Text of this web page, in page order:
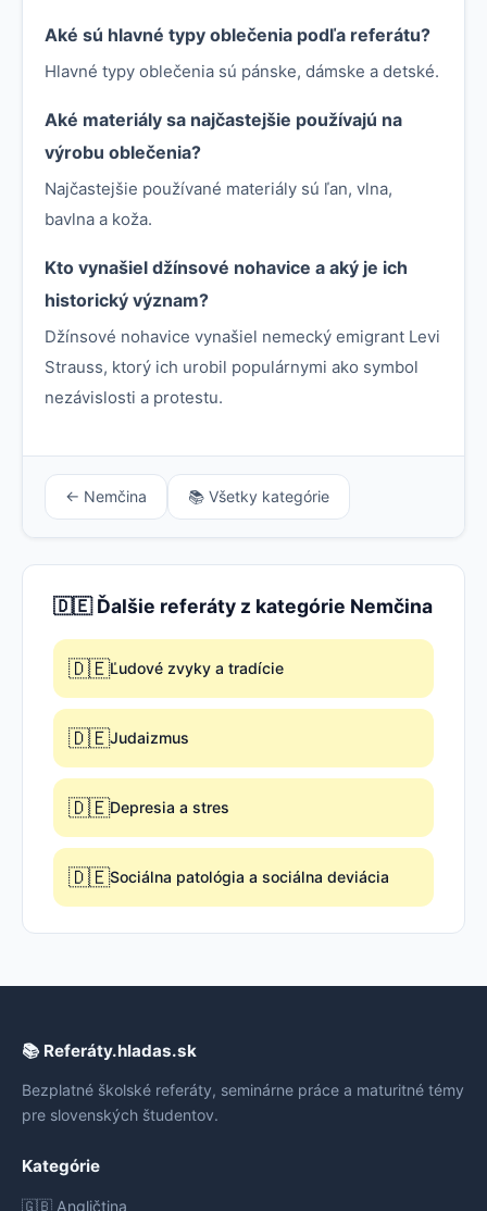
Aké sú hlavné typy oblečenia podľa referátu?
Hlavné typy oblečenia sú pánske, dámske a detské.
Aké materiály sa najčastejšie používajú na
výrobu oblečenia?
Najčastejšie používané materiály sú ľan, vlna,
bavlna a koža.
Kto vynašiel džínsové nohavice a aký je ich
historický význam?
Džínsové nohavice vynašiel nemecký emigrant Levi
Strauss, ktorý ich urobil populárnymi ako symbol
nezávislosti a protestu.
← Nemčina 📚 Všetky kategórie
🇩🇪 Ďalšie referáty z kategórie Nemčina
🇩🇪Ľudové zvyky a tradície
🇩🇪Judaizmus
🇩🇪Depresia a stres
🇩🇪Sociálna patológia a sociálna deviácia
📚 Referáty.hladas.sk
Bezplatné školské referáty, seminárne práce a maturitné témy
pre slovenských študentov.
Kategórie
🇬🇧 Angličtina